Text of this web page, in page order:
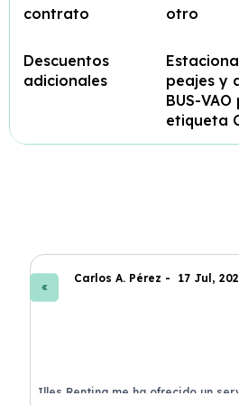
contrato
otro
Descuentos
adicionales
peajes y
BUS-
etiqueta
Carlos A. Pérez - 17 Jul,
Illes Renting me ha ofrecido un